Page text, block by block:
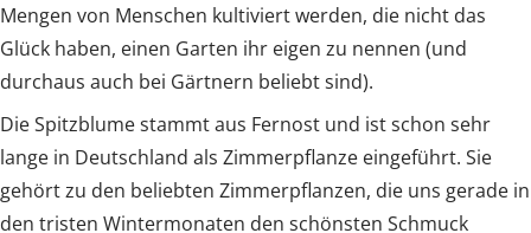
Mengen von Menschen kultiviert werden, die nicht das
Glück haben, einen Garten ihr eigen zu nennen (und
durchaus auch bei Gärtnern beliebt sind).
Die Spitzblume stammt aus Fernost und ist schon sehr
lange in Deutschland als Zimmerpflanze eingeführt. Sie
gehört zu den beliebten Zimmerpflanzen, die uns gerade in
den tristen Wintermonaten den schönsten Schmuck